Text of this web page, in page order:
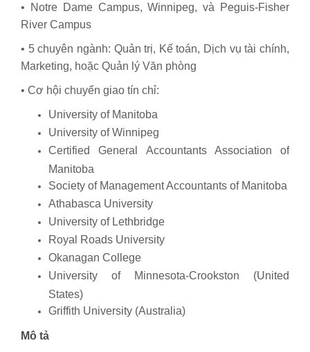
• Notre Dame Campus, Winnipeg, và Peguis-Fisher
River Campus
• 5 chuyên ngành: Quản trị, Kế toán, Dịch vụ tài chính,
Marketing, hoặc Quản lý Văn phòng
• Cơ hội chuyển giao tín chỉ:
University of Manitoba
University of Winnipeg
Certified General Accountants Association of
Manitoba
Society of Management Accountants of Manitoba
Athabasca University
University of Lethbridge
Royal Roads University
Okanagan College
University of Minnesota-Crookston (United
States)
Griffith University (Australia)
Mô tả